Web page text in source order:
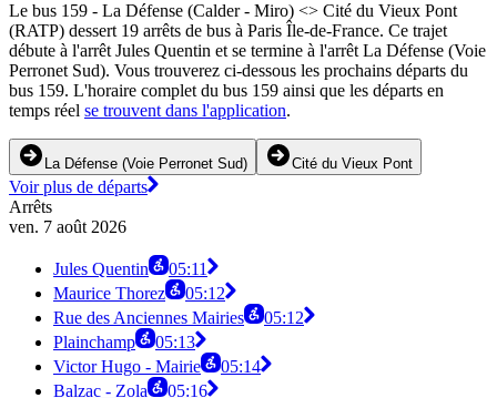
Le bus 159 - La Défense (Calder - Miro) <> Cité du Vieux Pont
(RATP) dessert 19 arrêts de bus à Paris Île-de-France. Ce trajet
débute à l'arrêt Jules Quentin et se termine à l'arrêt La Défense (Voie
Perronet Sud). Vous trouverez ci-dessous les prochains départs du
bus 159. L'horaire complet du bus 159 ainsi que les départs en
temps réel se trouvent dans l'application.
La Défense (Voie Perronet Sud) Cité du Vieux Pont
Voir plus de départs
Arrêts
ven. 7 août 2026
Jules Quentin
05:11
Maurice Thorez
05:12
Rue des Anciennes Mairies
05:12
Plainchamp
05:13
Victor Hugo - Mairie
05:14
Balzac - Zola
05:16